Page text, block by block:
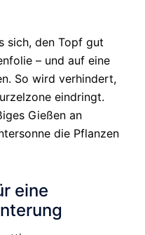
sich, den Topf gut
– und auf eine
So wird verhindert,
eindringt.
Gießen an
die Pflanzen
eine